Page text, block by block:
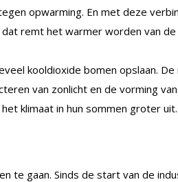
opwarming. En met deze
remt het warmer worden van de
kooldioxide bomen opslaan. De
van zonlicht en de vorming
klimaat in hun sommen groter uit.
te gaan. Sinds de start van de